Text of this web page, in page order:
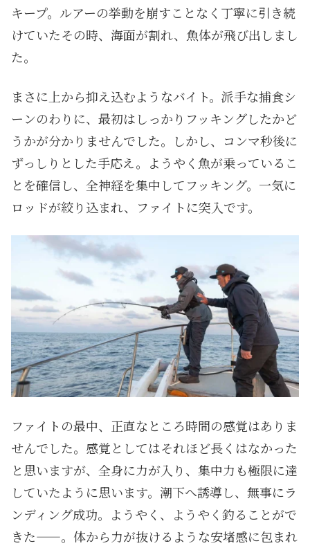
キープ。ルアーの挙動を崩すことなく丁寧に引き続
けていたその時、海面が割れ、魚体が飛び出しまし
た。
まさに上から抑え込むようなバイト。派手な捕食シ
ーンのわりに、最初はしっかりフッキングしたかど
うかが分かりませんでした。しかし、コンマ秒後に
ずっしりとした手応え。ようやく魚が乗っているこ
とを確信し、全神経を集中してフッキング。一気に
ロッドが絞り込まれ、ファイトに突入です。
ファイトの最中、正直なところ時間の感覚はありま
せんでした。感覚としてはそれほど長くはなかった
と思いますが、全身に力が入り、集中力も極限に達
していたように思います。潮下へ誘導し、無事にラ
ンディング成功。ようやく、ようやく釣ることがで
きた——。体から力が抜けるような安堵感に包まれ